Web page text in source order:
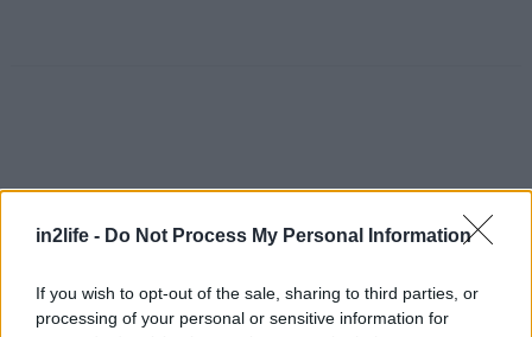
in2life - Do Not Process My Personal Information
If you wish to opt-out of the sale, sharing to third parties, or
processing of your personal or sensitive information for
Αναζήτηση